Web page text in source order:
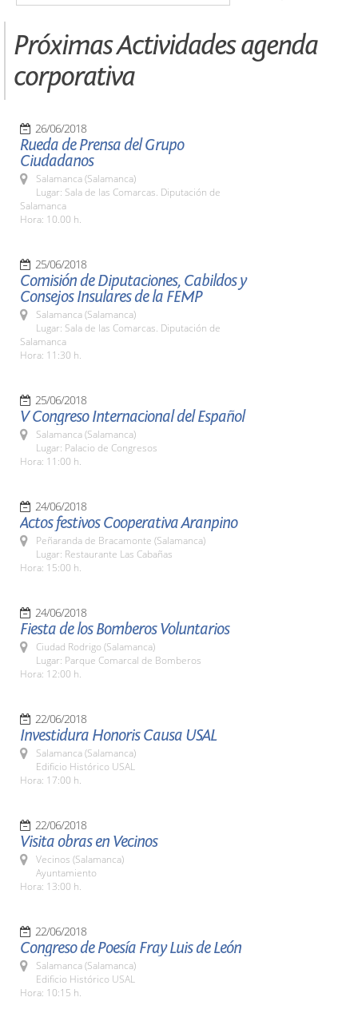
Próximas Actividades agenda
corporativa
26/06/2018
Rueda de Prensa del Grupo
Ciudadanos
Salamanca (Salamanca)
Lugar: Sala de las Comarcas. Diputación de
Salamanca
Hora: 10.00 h.
25/06/2018
Comisión de Diputaciones, Cabildos y
Consejos Insulares de la FEMP
Salamanca (Salamanca)
Lugar: Sala de las Comarcas. Diputación de
Salamanca
Hora: 11:30 h.
25/06/2018
V Congreso Internacional del Español
Salamanca (Salamanca)
Lugar: Palacio de Congresos
Hora: 11:00 h.
24/06/2018
Actos festivos Cooperativa Aranpino
Peñaranda de Bracamonte (Salamanca)
Lugar: Restaurante Las Cabañas
Hora: 15:00 h.
24/06/2018
Fiesta de los Bomberos Voluntarios
Ciudad Rodrigo (Salamanca)
Lugar: Parque Comarcal de Bomberos
Hora: 12:00 h.
22/06/2018
Investidura Honoris Causa USAL
Salamanca (Salamanca)
Edificio Histórico USAL
Hora: 17:00 h.
22/06/2018
Visita obras en Vecinos
Vecinos (Salamanca)
Ayuntamiento
Hora: 13:00 h.
22/06/2018
Congreso de Poesía Fray Luis de León
Salamanca (Salamanca)
Edificio Histórico USAL
Hora: 10:15 h.